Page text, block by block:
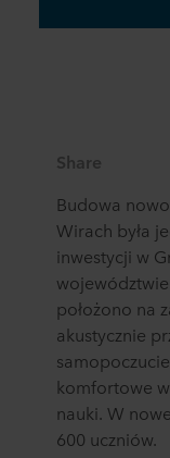
Share
Budowa
Wirach była
inwestycji w
położono na
akustycznie
komfortowe
nauki. W
600 uczniów.